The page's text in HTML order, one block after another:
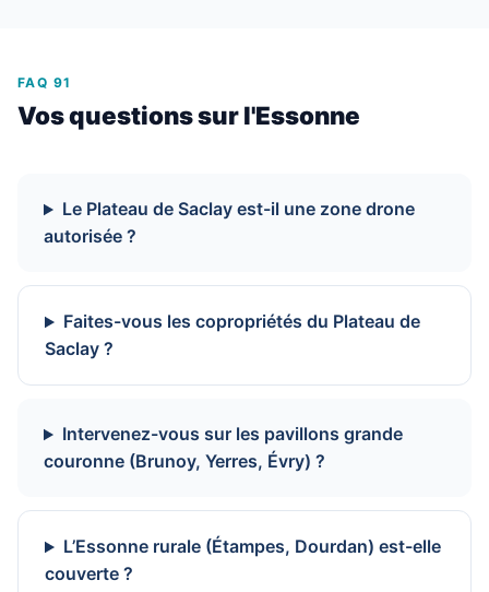
FAQ 91
Vos questions sur l'Essonne
Le Plateau de Saclay est-il une zone drone
autorisée ?
Faites-vous les copropriétés du Plateau de
Saclay ?
Intervenez-vous sur les pavillons grande
couronne (Brunoy, Yerres, Évry) ?
L’Essonne rurale (Étampes, Dourdan) est-elle
couverte ?